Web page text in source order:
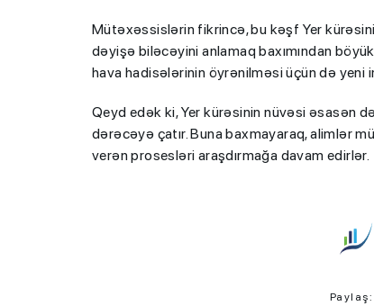
Mütəxəssislərin fikrincə, bu kəşf Yer
dəyişə biləcəyini anlamaq baxımından
hava hadisələrinin öyrənilməsi üçün də yeni
Qeyd edək ki, Yer kürəsinin nüvəsi əsasən
dərəcəyə çatır. Buna baxmayaraq, alimlər
verən prosesləri araşdırmağa davam edirlər.
Paylaş: